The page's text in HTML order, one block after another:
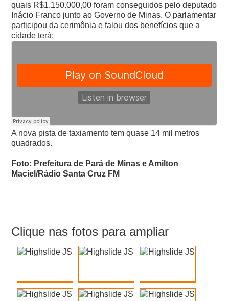
quais R$1.150.000,00 foram conseguidos pelo deputado
Inácio Franco junto ao Governo de Minas. O parlamentar
participou da cerimônia e falou dos benefícios que a
cidade terá:
A nova pista de taxiamento tem quase 14 mil metros
quadrados.
Foto: Prefeitura de Pará de Minas e Amilton
Maciel/Rádio Santa Cruz FM
Clique nas fotos para ampliar